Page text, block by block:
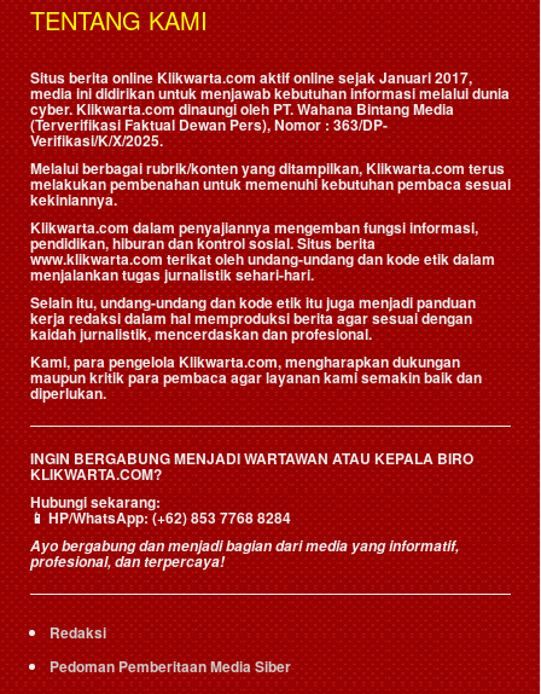
TENTANG KAMI
Situs berita online Klikwarta.com aktif online sejak Januari 2017,
media ini didirikan untuk menjawab kebutuhan informasi melalui dunia
cyber. Klikwarta.com dinaungi oleh PT. Wahana Bintang Media
(Terverifikasi Faktual Dewan Pers), Nomor : 363/DP-
Verifikasi/K/X/2025.
Melalui berbagai rubrik/konten yang ditampilkan, Klikwarta.com terus
melakukan pembenahan untuk memenuhi kebutuhan pembaca sesuai
kekiniannya.
Klikwarta.com dalam penyajiannya mengemban fungsi informasi,
pendidikan, hiburan dan kontrol sosial. Situs berita
www.klikwarta.com terikat oleh undang-undang dan kode etik dalam
menjalankan tugas jurnalistik sehari-hari.
Selain itu, undang-undang dan kode etik itu juga menjadi panduan
kerja redaksi dalam hal memproduksi berita agar sesuai dengan
kaidah jurnalistik, mencerdaskan dan profesional.
Kami, para pengelola Klikwarta.com, mengharapkan dukungan
maupun kritik para pembaca agar layanan kami semakin baik dan
diperlukan.
INGIN BERGABUNG MENJADI WARTAWAN ATAU KEPALA BIRO
KLIKWARTA.COM?
Hubungi sekarang:
📱HP/WhatsApp:(+62) 853 7768 8284
Ayo bergabung dan menjadi bagian dari media yang informatif,
profesional, dan terpercaya!
Redaksi
Pedoman Pemberitaan Media Siber